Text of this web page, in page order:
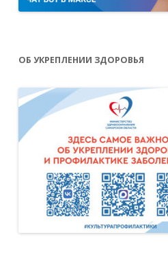
ОБ УКРЕПЛЕНИИ ЗДОРОВЬЯ